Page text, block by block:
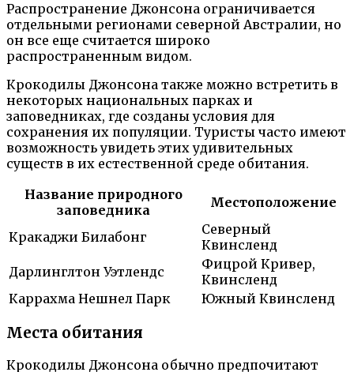
Распространение Джонсона ограничивается
отдельными регионами северной Австралии, но
он все еще считается широко
распространенным видом.
Крокодилы Джонсона также можно встретить в
некоторых национальных парках и
заповедниках, где созданы условия для
сохранения их популяции. Туристы часто имеют
возможность увидеть этих удивительных
существ в их естественной среде обитания.
Название природного
заповедника
Местоположение
Кракаджи Билабонг
Северный
Квинсленд
Дарлинглтон Уэтлендс
Фицрой Кривер,
Квинсленд
Каррахма Нешнел Парк
Южный Квинсленд
Места обитания
Крокодилы Джонсона обычно предпочитают